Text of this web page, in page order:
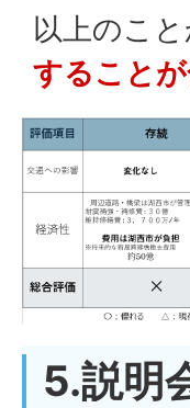
以上のこ
すること
5.説明